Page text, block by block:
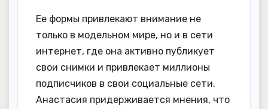
Ее формы привлекают внимание не
только в модельном мире, но и в сети
интернет, где она активно публикует
свои снимки и привлекает миллионы
подписчиков в свои социальные сети.
Анастасия придерживается мнения, что